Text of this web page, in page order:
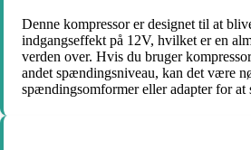
Denne kompressor er designet til at
indgangseffekt på 12V, hvilket er en
verden over. Hvis du bruger
andet spændingsniveau, kan det være
spændingsomformer eller adapter for